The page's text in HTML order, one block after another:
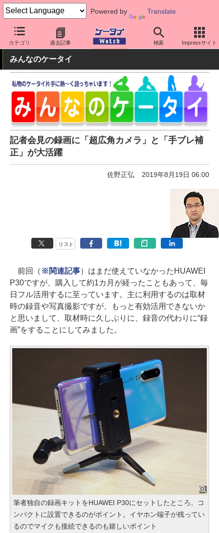
Powered by Translate
カテゴリ 過去記事 検索 Impressサイト
ケータイ Watch OS Android ファーウェイ
みんなのケータイ
記者会見の録画に「超広角カメラ」と「手ブレ補
正」が大活躍
佐野正弘 2019年8月19日 06:00
リスト
前回（ ※関連記事）はまだ使えていなかったHUAWEI
P30ですが、購入して約1カ月が経ったこともあって、毎
日フル活用するに至っています。主に利用するのは取材
時の録音や写真撮影ですが、もっと有効活用できないか
と思いまして、取材時に久しぶりに、録音の代わりに“録
画”をすることにしてみました。
筆者独自の録画キットをHUAWEI P30にセットしたところ。コ
ンパクトに設置できるのがポイント。イヤホン端子が残ってい
るのでマイクも接続できるのも嬉しいポイント